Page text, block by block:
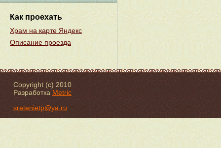
Как проехать
Храм на карте Яндекс
Описание проезда
Copyright (c) 2010
Разработка Metric
sretenietp@ya.ru